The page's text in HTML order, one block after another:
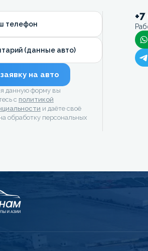
телефон
(данные авто)
на авто
данную форму вы
с политикой
и даёте своё
обработку персональных